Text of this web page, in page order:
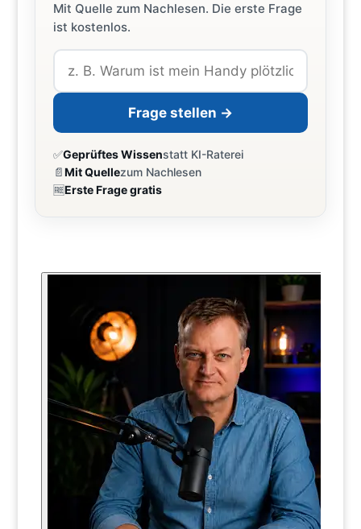
Mit Quelle zum Nachlesen. Die erste Frage
ist kostenlos.
Frage stellen →
✅Geprüftes Wissenstatt KI-Raterei
📄Mit Quellezum Nachlesen
🆓Erste Frage gratis